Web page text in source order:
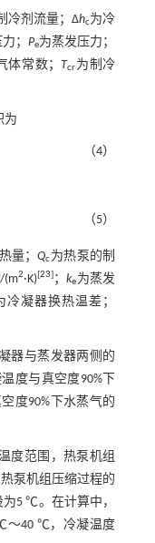
冷剂流量；Δhc为冷
力；Pe为蒸发压力；
体常数；Tcr为制冷
为
（4）
（5）
量；Qc为热泵的制
(m2·K) [23 ；ke为蒸发
冷凝器换热温差；
器与蒸发器两侧的
度与真空度90%下
度90%下水蒸气的
度范围，热泵机组
泵机组压缩过程的
5 ℃。在计算中，
～40 ℃，冷凝温度